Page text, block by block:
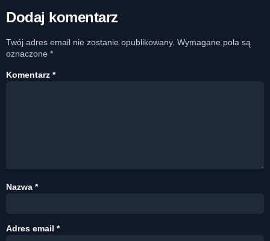
Dodaj komentarz
Twój adres email nie zostanie opublikowany. Wymagane pola są
oznaczone *
Komentarz *
Nazwa *
Adres email *